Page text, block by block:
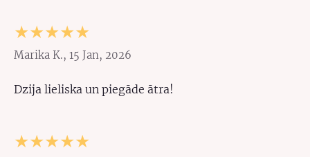
★★★★★
Marika K., 15 Jan, 2026
Dzija lieliska un piegāde ātra!
★★★★★